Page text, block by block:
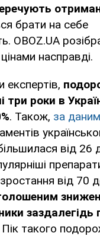
брати на себе
OBOZ.UA
насправді.
експертів,
три роки в
. Також, за
від 26
від 70
заздалегідь
Пік такого